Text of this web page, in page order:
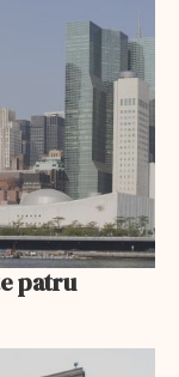
patru